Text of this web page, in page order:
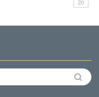
20